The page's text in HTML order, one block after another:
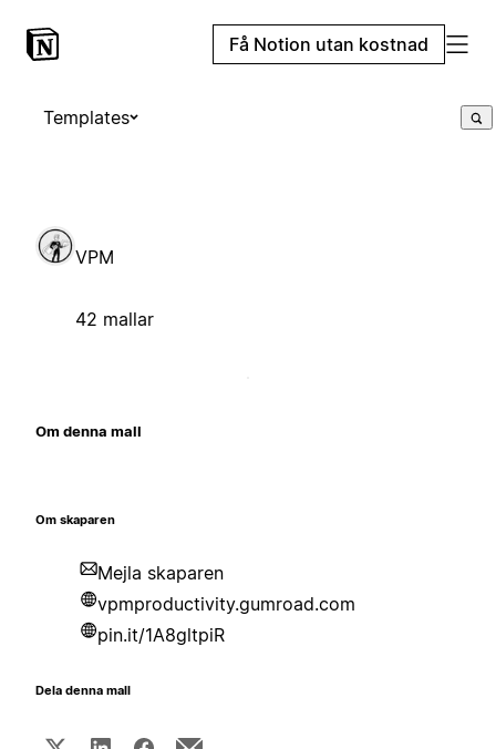
Få Notion utan kostnad
Templates
VPM
42 mallar
Om denna mall
Om skaparen
Mejla skaparen
vpmproductivity.gumroad.com
pin.it/1A8gltpiR
Dela denna mall